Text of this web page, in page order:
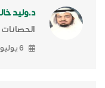
د.وليد
6 يوليو, 2026